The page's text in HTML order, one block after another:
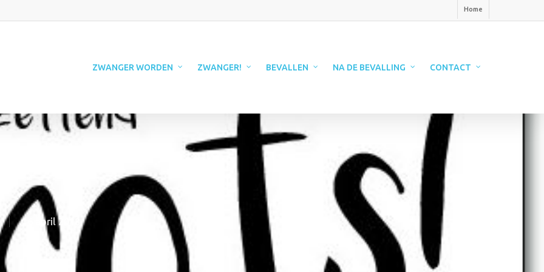
Home
ZWANGER WORDEN ZWANGER! BEVALLEN NA DE BEVALLING CONTACT
16 april 2018